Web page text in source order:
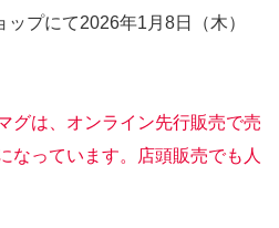
プにて2026年1月8日（木）
グは、オンライン先行販売で売
なっています。店頭販売でも人